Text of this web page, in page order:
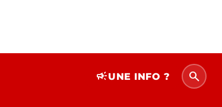
campaignUNE INFO ? search